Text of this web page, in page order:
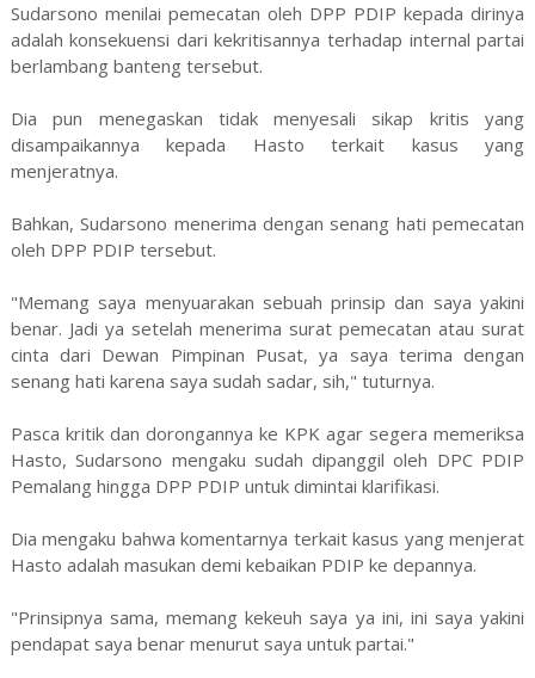
Sudarsono menilai pemecatan oleh DPP PDIP kepada dirinya
adalah konsekuensi dari kekritisannya terhadap internal partai
berlambang banteng tersebut.
Dia pun menegaskan tidak menyesali sikap kritis yang
disampaikannya kepada Hasto terkait kasus yang
menjeratnya.
Bahkan, Sudarsono menerima dengan senang hati pemecatan
oleh DPP PDIP tersebut.
"Memang saya menyuarakan sebuah prinsip dan saya yakini
benar. Jadi ya setelah menerima surat pemecatan atau surat
cinta dari Dewan Pimpinan Pusat, ya saya terima dengan
senang hati karena saya sudah sadar, sih," tuturnya.
Pasca kritik dan dorongannya ke KPK agar segera memeriksa
Hasto, Sudarsono mengaku sudah dipanggil oleh DPC PDIP
Pemalang hingga DPP PDIP untuk dimintai klarifikasi.
Dia mengaku bahwa komentarnya terkait kasus yang menjerat
Hasto adalah masukan demi kebaikan PDIP ke depannya.
"Prinsipnya sama, memang kekeuh saya ya ini, ini saya yakini
pendapat saya benar menurut saya untuk partai."